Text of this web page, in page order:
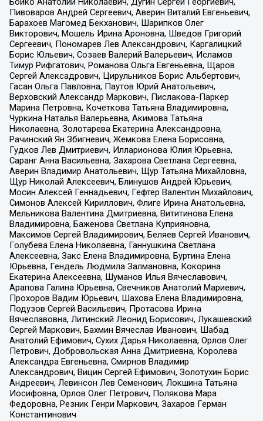
Пивоваров Андрей Сергеевич, Аверин Виталий Евгеньевич,
Барахоев Магомед Бекханович, Шарипков Олег
Викторович, Мошель Ирина Ароновна, Шведов Григорий
Сергеевич, Пономарев Лев Александрович, Каргалицкий
Борис Юльевич, Созаев Валерий Валерьевич, Исламов
Тимур Рифгатович, Романова Ольга Евгеньевна, Щаров
Сергей Алексадрович, Цирульников Борис Альбертович,
Гасан Ольга Павловна, Паутов Юрий Анатольевич,
Верховский Александр Маркович, Пислакова-Паркер
Марина Петровна, Кочеткова Татьяна Владимировна,
Чуркина Наталья Валерьевна, Акимова Татьяна
Николаевна, Золотарева Екатерина Александровна,
Рачинский Ян Збигневич, Жемкова Елена Борисовна,
Гудков Лев Дмитриевич, Илларионова Юлия Юрьевна,
Саранг Анна Васильевна, Захарова Светлана Сергеевна,
Аверин Владимир Анатольевич, Щур Татьяна Михайловна,
Щур Николай Алексеевич, Блинушов Андрей Юрьевич,
Мосин Алексей Геннадьевич, Гефтер Валентин Михайлович,
Симонов Алексей Кириллович, Флиге Ирина Анатольевна,
Мельникова Валентина Дмитриевна, Вититинова Елена
Владимировна, Баженова Светлана Куприяновна,
Максимов Сергей Владимирович, Беляев Сергей Иванович,
Голубева Елена Николаевна, Ганнушкина Светлана
Алексеевна, Закс Елена Владимировна, Буртина Елена
Юрьевна, Гендель Людмила Залмановна, Кокорина
Екатерина Алексеевна, Шуманов Илья Вячеславович,
Арапова Галина Юрьевна, Свечников Анатолий Мариевич,
Прохоров Вадим Юрьевич, Шахова Елена Владимировна,
Подузов Сергей Васильевич, Протасова Ирина
Вячеславовна, Литинский Леонид Борисович, Лукашевский
Сергей Маркович, Бахмин Вячеслав Иванович, Шабад
Анатолий Ефимович, Сухих Дарья Николаевна, Орлов Олег
Петрович, Добровольская Анна Дмитриевна, Королева
Александра Евгеньевна, Смирнов Владимир
Александрович, Вицин Сергей Ефимович, Золотухин Борис
Андреевич, Левинсон Лев Семенович, Локшина Татьяна
Иосифовна, Орлов Олег Петрович, Полякова Мара
Федоровна, Резник Генри Маркович, Захаров Герман
Константинович